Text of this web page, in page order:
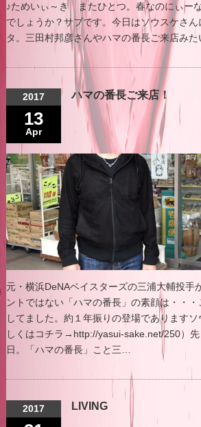
♪ためいぃ～き またひとつ。春なのにぃー
でしょうか？サブです。今日はソウスケさ
タ。三田村邦彦さんやハマの番長ご来店み
2017
13
Apr
ハマの番長ご来店！
元・横浜DeNAベイスターズの三浦大輔投手
ントではない「ハマの番長」の素顔は・・
してました。約１年振りの登場であります
しくはコチラ→http://yasui-sake.net/250）
日。「ハマの番長」こと三…
2017 LIVING